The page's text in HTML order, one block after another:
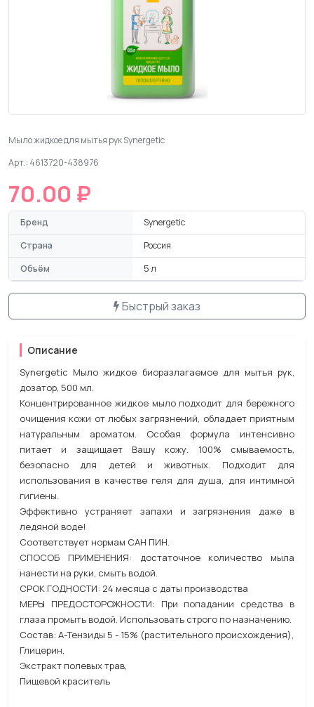
Мыло жидкое для мытья рук Synergetic
Арт.: 4613720-438976
70.00 ₽
Бренд
Synergetic
Страна
Россия
Объём
5 л
Быстрый заказ
Описание
Synergetic Мыло жидкое биоразлагаемое для мытья рук,
дозатор, 500 мл.
Концентрированное жидкое мыло подходит для бережного
очищения кожи от любых загрязнений, обладает приятным
натуральным ароматом. Особая формула интенсивно
питает и защищает Вашу кожу. 100% смываемость,
безопасно для детей и животных. Подходит для
использования в качестве геля для душа, для интимной
гигиены.
Эффективно устраняет запахи и загрязнения даже в
ледяной воде!
Соответствует нормам САН ПИН.
СПОСОБ ПРИМЕНЕНИЯ: достаточное количество мыла
нанести на руки, смыть водой.
СРОК ГОДНОСТИ: 24 месяца с даты производства
МЕРЫ ПРЕДОСТОРОЖНОСТИ: При попадании средства в
глаза промыть водой. Использовать строго по назначению.
Состав: А-Тензиды 5 - 15% (растительного происхождения),
Глицерин,
Экстракт полевых трав,
Пищевой краситель